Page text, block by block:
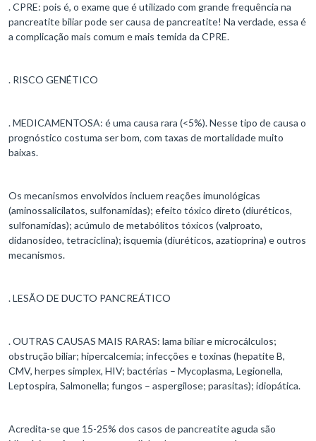
. CPRE: pois é, o exame que é utilizado com grande frequência na
pancreatite biliar pode ser causa de pancreatite! Na verdade, essa é
a complicação mais comum e mais temida da CPRE.
. RISCO GENÉTICO
. MEDICAMENTOSA: é uma causa rara (<5%). Nesse tipo de causa o
prognóstico costuma ser bom, com taxas de mortalidade muito
baixas.
Os mecanismos envolvidos incluem reações imunológicas
(aminossalicilatos, sulfonamidas); efeito tóxico direto (diuréticos,
sulfonamidas); acúmulo de metabólitos tóxicos (valproato,
didanosídeo, tetraciclina); isquemia (diuréticos, azatioprina) e outros
mecanismos.
. LESÃO DE DUCTO PANCREÁTICO
. OUTRAS CAUSAS MAIS RARAS: lama biliar e microcálculos;
obstrução biliar; hipercalcemia; infecções e toxinas (hepatite B,
CMV, herpes simplex, HIV; bactérias – Mycoplasma, Legionella,
Leptospira, Salmonella; fungos – aspergilose; parasitas); idiopática.
Acredita-se que 15-25% dos casos de pancreatite aguda são